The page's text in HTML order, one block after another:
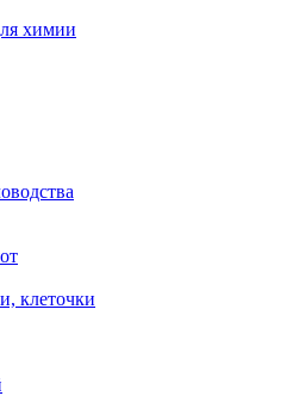
химии
клеточки